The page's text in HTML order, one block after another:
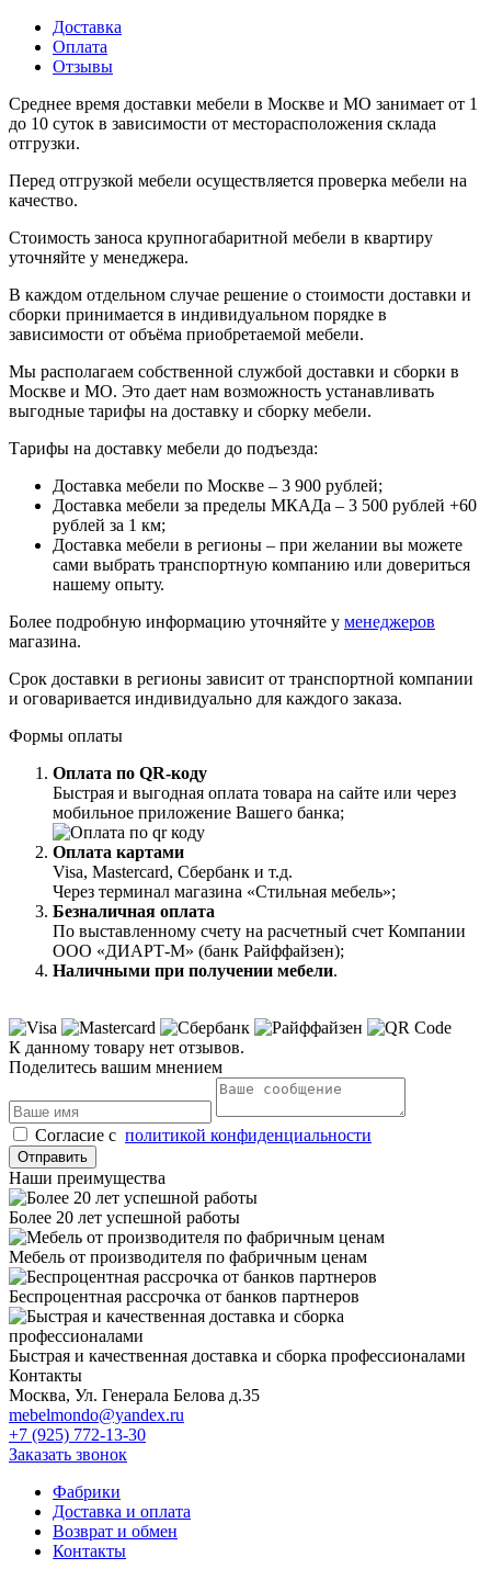
Доставка
Оплата
Отзывы
Среднее время доставки мебели в Москве и МО занимает от 1
до 10 суток в зависимости от месторасположения склада
отгрузки.
Перед отгрузкой мебели осуществляется проверка мебели на
качество.
Стоимость заноса крупногабаритной мебели в квартиру
уточняйте у менеджера.
В каждом отдельном случае решение о стоимости доставки и
сборки принимается в индивидуальном порядке в
зависимости от объёма приобретаемой мебели.
Мы располагаем собственной службой доставки и сборки в
Москве и МО. Это дает нам возможность устанавливать
выгодные тарифы на доставку и сборку мебели.
Тарифы на доставку мебели до подъезда:
Доставка мебели по Москве – 3 900 рублей;
Доставка мебели за пределы МКАДа – 3 500 рублей +60
рублей за 1 км;
Доставка мебели в регионы – при желании вы можете
сами выбрать транспортную компанию или довериться
нашему опыту.
Более подробную информацию уточняйте у менеджеров
магазина.
Срок доставки в регионы зависит от транспортной компании
и оговаривается индивидуально для каждого заказа.
Формы оплаты
Оплата по QR-коду
Быстрая и выгодная оплата товара на сайте или через
мобильное приложение Вашего банка;
Оплата картами
Visa, Mastercard, Сбербанк и т.д.
Через терминал магазина «Стильная мебель»;
Безналичная оплата
По выставленному счету на расчетный счет Компании
ООО «ДИАРТ-М» (банк Райффайзен);
Наличными при получении мебели.
К данному товару нет отзывов.
Поделитесь вашим мнением
Cогласие с политикой конфиденциальности
Отправить
Наши преимущества
Более 20 лет успешной работы
Мебель от производителя по фабричным ценам
Беспроцентная рассрочка от банков партнеров
Быстрая и качественная доставка и сборка профессионалами
Контакты
Москва, Ул. Генерала Белова д.35
mebelmondo@yandex.ru
+7 (925) 772-13-30
Заказать звонок
Фабрики
Доставка и оплата
Возврат и обмен
Контакты